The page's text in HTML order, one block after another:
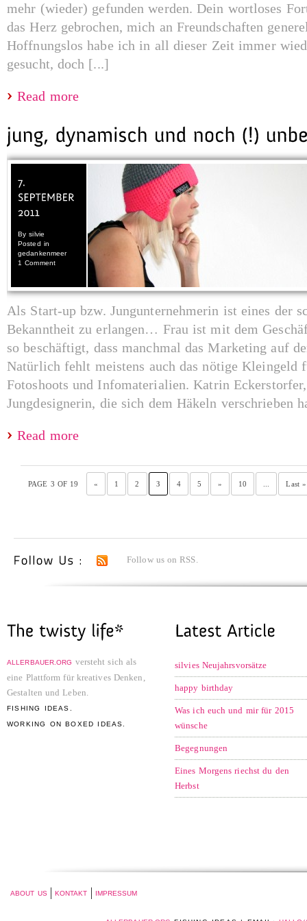
mehr (wieder) gefunden werden. Dein wortloses
das Herz gebrochen, mich an Freundschaften
Hoffnungslos habe ich in all dieser Zeit immer
gesucht, doch [...]
Read more
Bysilvie
Posted in
gedankenmeer
1 Comment
Als Start-up bzw. Jungunternehmerin ist eines der
Bekanntheit zu erlangen… Frau ist mit dem
so beschäftigt, dass manchmal das Marketing auf
Natürlich fehlt meistens auch das nötige Kleingeld
Fotoshoots und Infomaterialien. Katrin
Jungdesignerin, die sich dem Häkeln verschrieben
Read more
PAGE 3 OF 19 « 1 2 3 4 5 » 10 Last »
Follow us on RSS.
ALLERBAUER.ORG versteht sich als
eine Plattform für kreatives Denken,
Gestalten und Leben.
FISHING IDEAS.
WORKING ON BOXED IDEAS.
silvies Neujahrsvorsätze
happy birthday
Was ich euch und mir für 2015
wünsche
Begegnungen
Eines Morgens riechst du den
Herbst
ABOUT US KONTAKT IMPRESSUM